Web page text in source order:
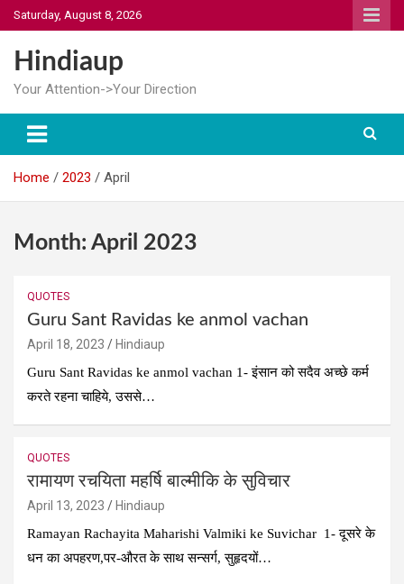
Skip
to
content
Saturday, August 8, 2026
Hindiaup
Your Attention->Your Direction
Home 2023 April
Month: April 2023
QUOTES
Guru Sant Ravidas ke anmol vachan
April 18, 2023
Hindiaup
Guru Sant Ravidas ke anmol vachan 1- इंसान को सदैव अच्छे कर्म
करते रहना चाहिये, उससे…
QUOTES
रामायण रचयिता महर्षि बाल्मीकि के सुविचार
April 13, 2023
Hindiaup
Ramayan Rachayita Maharishi Valmiki ke Suvichar 1- दूसरे के
धन का अपहरण,पर-औरत के साथ सन्सर्ग, सुहृदयों…